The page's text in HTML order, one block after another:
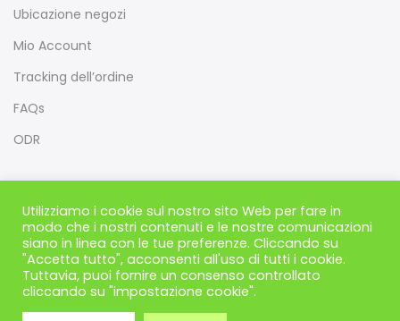
Ubicazione negozi
Mio Account
Tracking dell’ordine
FAQs
ODR
PharmaCBD - Carpe Diem italia di Schiavon Andrea - Via
Utilizziamo i cookie sul nostro sito Web per fare in
modo che i nostri contenuti e le nostre comunicazioni
siano in linea con le tue preferenze. Cliccando su
"Accetta tutto", acconsenti all'uso di tutti i cookie.
Tuttavia, puoi fornire un consenso controllato
cliccando su "impostazione cookie".